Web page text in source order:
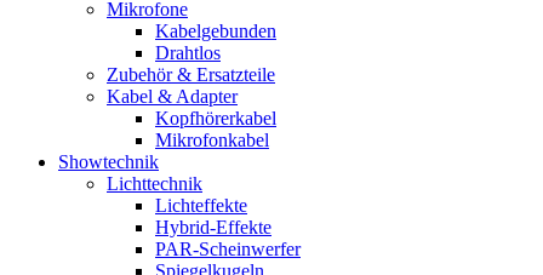
Mikrofone
Kabelgebunden
Drahtlos
Zubehör & Ersatzteile
Kabel & Adapter
Kopfhörerkabel
Mikrofonkabel
Showtechnik
Lichttechnik
Lichteffekte
Hybrid-Effekte
PAR-Scheinwerfer
Spiegelkugeln